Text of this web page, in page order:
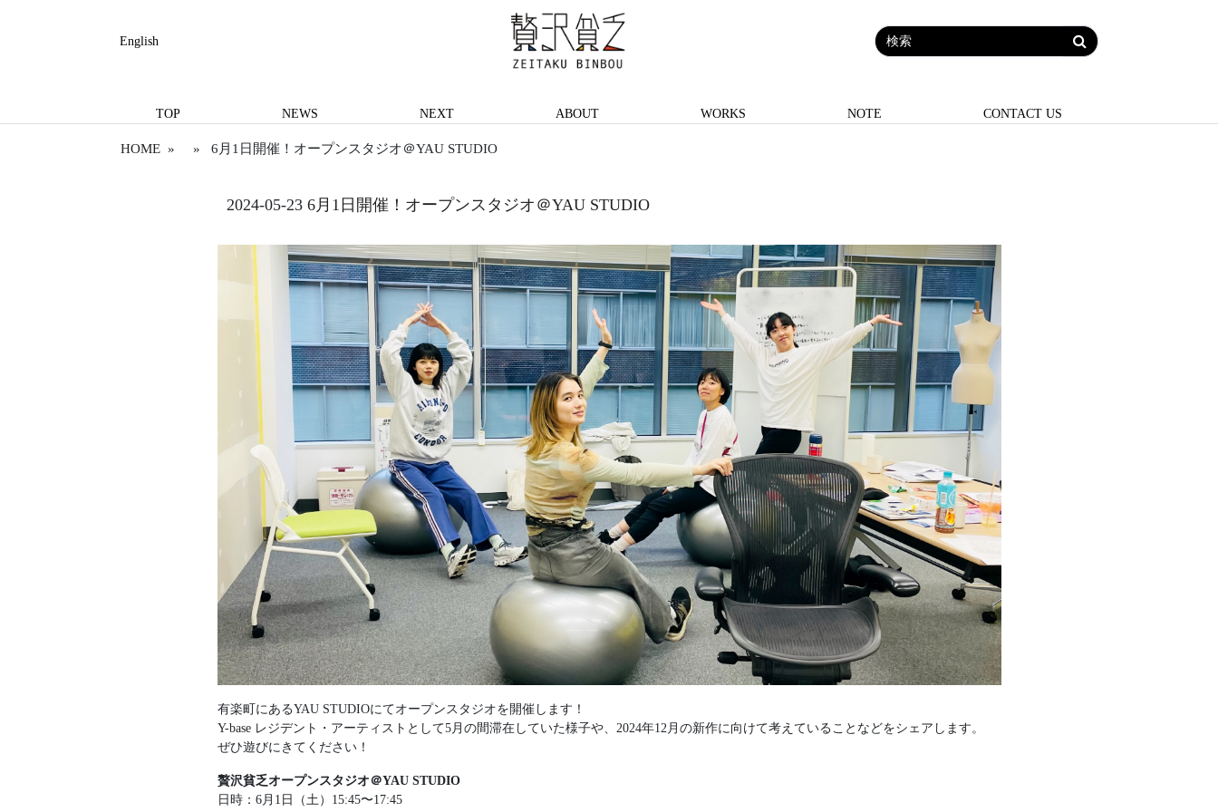
English
TOP NEWS NEXT ABOUT WORKS NOTE CONTACT US
HOME » » 6月1日開催！オープンスタジオ＠YAU STUDIO
2024-05-23 6月1日開催！オープンスタジオ＠YAU STUDIO
有楽町にあるYAU STUDIOにてオープンスタジオを開催します！
Y-base レジデント・アーティストとして5月の間滞在していた様子や、2024年12月の新作に向けて考えていることなどをシェアします。
ぜひ遊びにきてください！
贅沢貧乏オープンスタジオ＠YAU STUDIO
日時：6月1日（土）15:45〜17:45